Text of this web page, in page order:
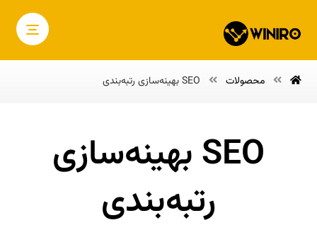
محصولات SEO بهینه‌سازی رتبه‌بندی
SEO بهینه‌سازی
رتبه‌بندی